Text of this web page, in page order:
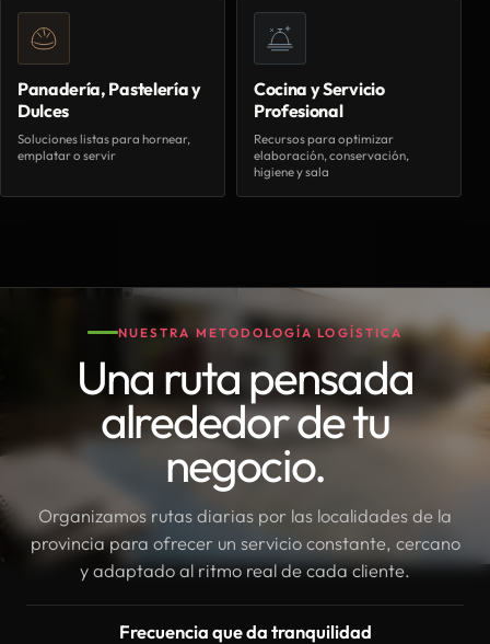
Panadería, Pastelería y
Dulces
Soluciones listas para hornear,
emplatar o servir
Cocina y Servicio
Profesional
Recursos para optimizar
elaboración, conservación,
higiene y sala
NUESTRA METODOLOGÍA LOGÍSTICA
Una ruta pensada
alrededor de tu
negocio.
Organizamos rutas diarias por las localidades de la
provincia para ofrecer un servicio constante, cercano
y adaptado al ritmo real de cada cliente.
Frecuencia que da tranquilidad